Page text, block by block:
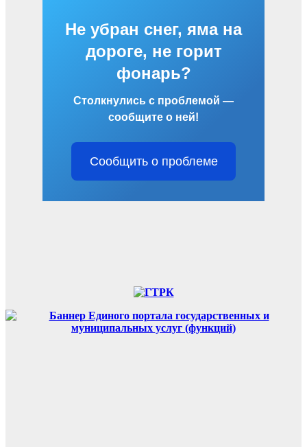
Не убран снег, яма на
дороге, не горит
фонарь?
Столкнулись с проблемой —
сообщите о ней!
Сообщить о проблеме